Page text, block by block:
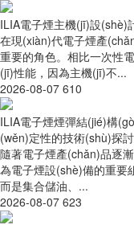
ILIA電子煙主機(jī)設
在現(xiàn)代電子煙產
重要的角色。相比一次性
(jī)性能，因為主機(jī)不...
2026-08-07 610
ILIA電子煙煙彈結(jié)構
(wěn)定性的技術(shù)探討
隨著電子煙產(chǎn)品逐
為電子煙設(shè)備的重要
而是集合儲油、...
2026-08-07 623